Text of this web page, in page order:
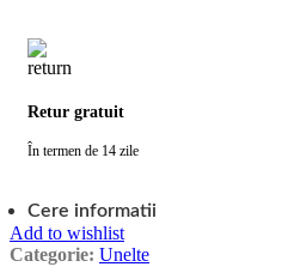
Retur gratuit
În termen de 14 zile
Cere informatii
Add to wishlist
Categorie: Unelte